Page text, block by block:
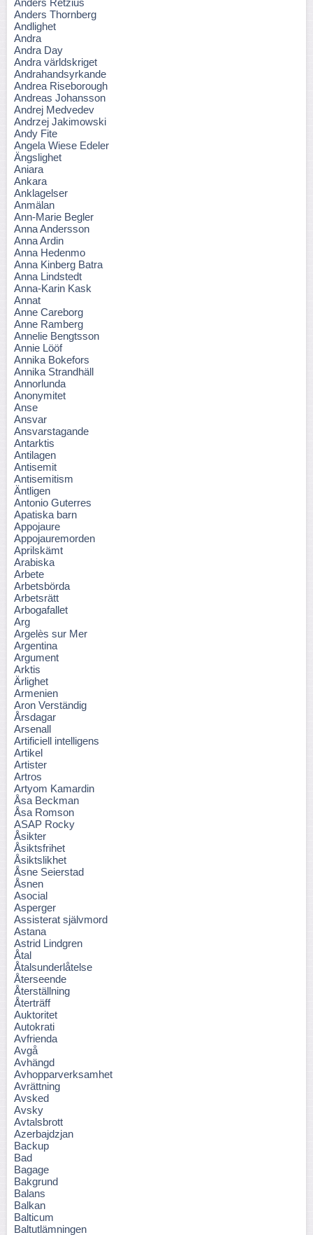
Anders Retzius
Anders Thornberg
Andlighet
Andra
Andra Day
Andra världskriget
Andrahandsyrkande
Andrea Riseborough
Andreas Johansson
Andrej Medvedev
Andrzej Jakimowski
Andy Fite
Angela Wiese Edeler
Ängslighet
Aniara
Ankara
Anklagelser
Anmälan
Ann-Marie Begler
Anna Andersson
Anna Ardin
Anna Hedenmo
Anna Kinberg Batra
Anna Lindstedt
Anna-Karin Kask
Annat
Anne Careborg
Anne Ramberg
Annelie Bengtsson
Annie Lööf
Annika Bokefors
Annika Strandhäll
Annorlunda
Anonymitet
Anse
Ansvar
Ansvarstagande
Antarktis
Antilagen
Antisemit
Antisemitism
Äntligen
Antonio Guterres
Apatiska barn
Appojaure
Appojauremorden
Aprilskämt
Arabiska
Arbete
Arbetsbörda
Arbetsrätt
Arbogafallet
Arg
Argelès sur Mer
Argentina
Argument
Arktis
Ärlighet
Armenien
Aron Verständig
Årsdagar
Arsenall
Artificiell intelligens
Artikel
Artister
Artros
Artyom Kamardin
Åsa Beckman
Åsa Romson
ASAP Rocky
Åsikter
Åsiktsfrihet
Åsiktslikhet
Åsne Seierstad
Åsnen
Asocial
Asperger
Assisterat självmord
Astana
Astrid Lindgren
Åtal
Åtalsunderlåtelse
Återseende
Återställning
Återträff
Auktoritet
Autokrati
Avfrienda
Avgå
Avhängd
Avhopparverksamhet
Avrättning
Avsked
Avsky
Avtalsbrott
Azerbajdzjan
Backup
Bad
Bagage
Bakgrund
Balans
Balkan
Balticum
Baltutlämningen